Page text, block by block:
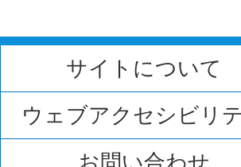
サイトについて
ウェブアクセシビリ